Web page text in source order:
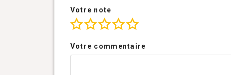
Votre note
Votre commentaire